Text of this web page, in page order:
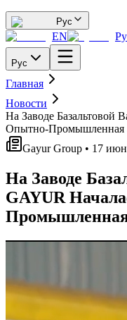
Рус
EN
Рус
Главная
Новости
На Заводе Базальтовой
Опытно-Промышленная
Gayur Group • 17
На Заводе
GAYUR